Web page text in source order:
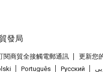
閱商貿全接觸電郵通訊 更新您
Português Pусский